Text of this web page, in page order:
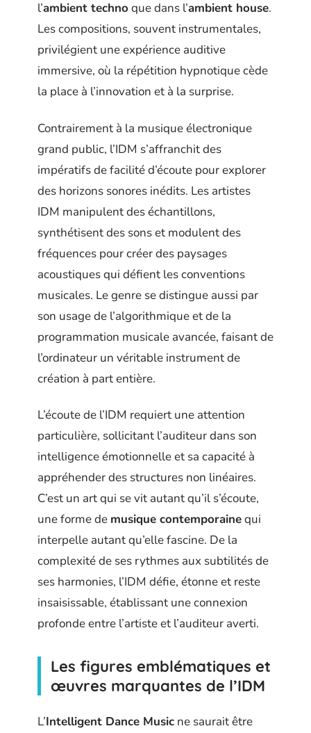
l’ambient techno que dans l’ambient house.
Les compositions, souvent instrumentales,
privilégient une expérience auditive
immersive, où la répétition hypnotique cède
la place à l’innovation et à la surprise.
Contrairement à la musique électronique
grand public, l’IDM s’affranchit des
impératifs de facilité d’écoute pour explorer
des horizons sonores inédits. Les artistes
IDM manipulent des échantillons,
synthétisent des sons et modulent des
fréquences pour créer des paysages
acoustiques qui défient les conventions
musicales. Le genre se distingue aussi par
son usage de l’algorithmique et de la
programmation musicale avancée, faisant de
l’ordinateur un véritable instrument de
création à part entière.
L’écoute de l’IDM requiert une attention
particulière, sollicitant l’auditeur dans son
intelligence émotionnelle et sa capacité à
appréhender des structures non linéaires.
C’est un art qui se vit autant qu’il s’écoute,
une forme de musique contemporainequi
interpelle autant qu’elle fascine. De la
complexité de ses rythmes aux subtilités de
ses harmonies, l’IDM défie, étonne et reste
insaisissable, établissant une connexion
profonde entre l’artiste et l’auditeur averti.
Les figures emblématiques et
œuvres marquantes de l’IDM
L’Intelligent Dance Music ne saurait être